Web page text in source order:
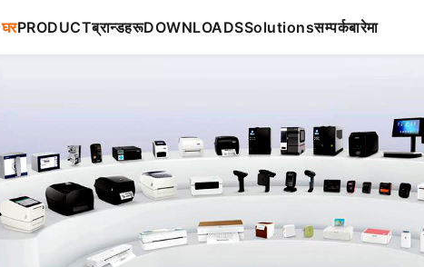
घरPRODUCTब्रान्डहरूDOWNLOADSSolutionsसम्पर्कबारेमा